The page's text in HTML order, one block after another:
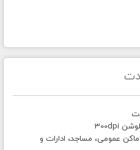
عمومی، مساجد، ادارات و